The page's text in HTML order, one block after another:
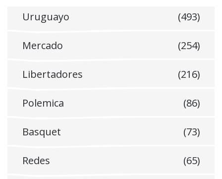
Uruguayo (493)
Mercado (254)
Libertadores (216)
Polemica (86)
Basquet (73)
Redes (65)